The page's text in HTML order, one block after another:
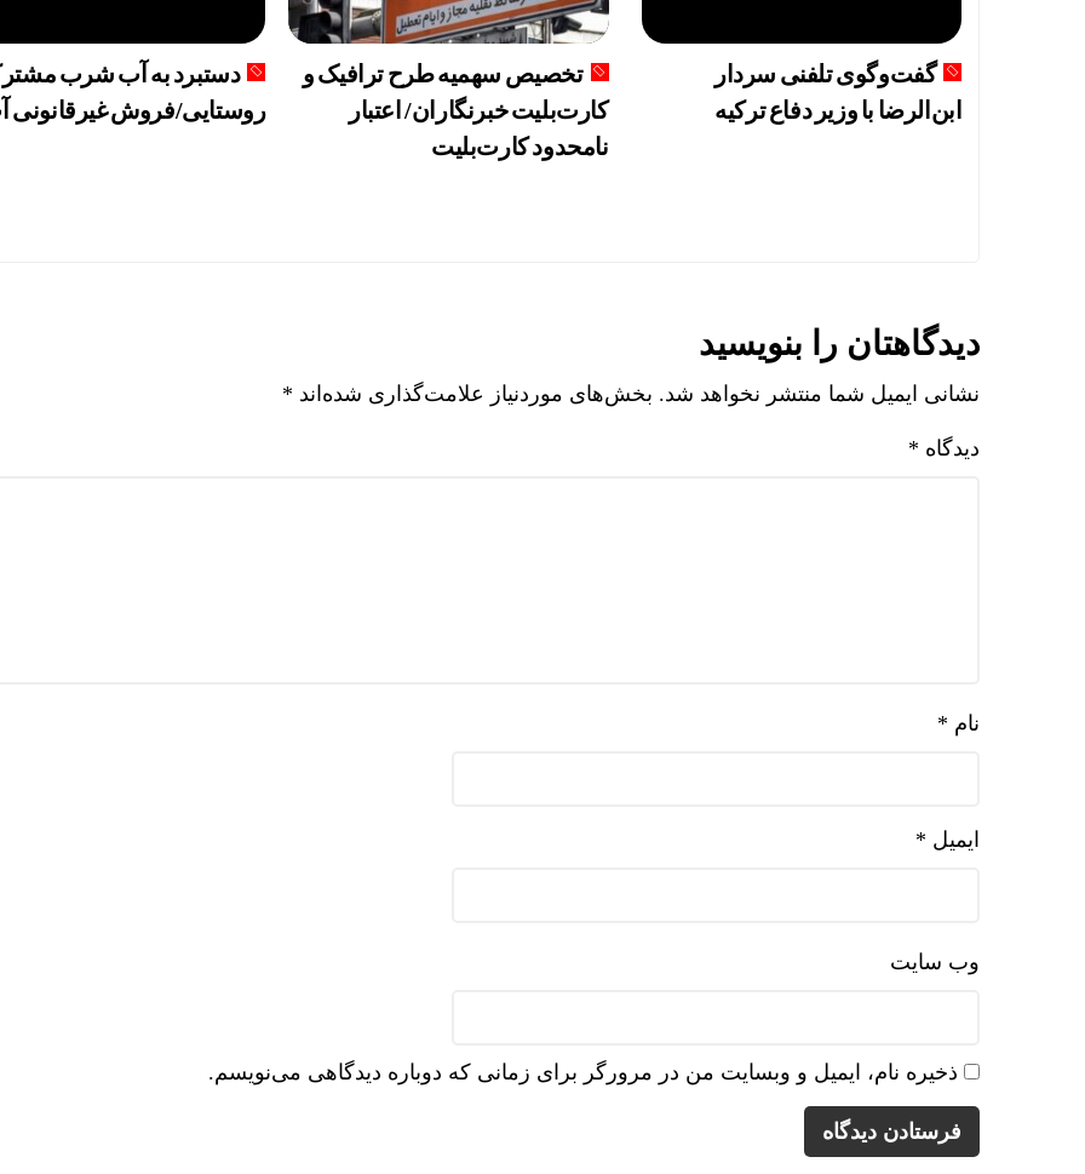
گفت‌وگوی تلفنی سردار
ابن‌الرضا با وزیر دفاع ترکیه
تخصیص سهمیه طرح ترافیک و
کارت‌بلیت خبرنگاران/ اعتبار
نامحدود کارت‌بلیت
دستبرد به آب شرب
روستایی/فروش غیرقانونی
دیدگاهتان را بنویسید
نشانی ایمیل شما منتشر نخواهد شد. بخش‌های موردنیاز علامت‌گذاری شده‌اند *
دیدگاه *
نام *
ایمیل *
وب‌ سایت
ذخیره نام، ایمیل و وبسایت من در مرورگر برای زمانی که دوباره دیدگاهی می‌نویسم.